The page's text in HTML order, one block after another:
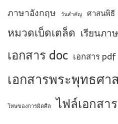
ภาษาอังกฤษ วันสำคัญ ศาสนพิธี
หมวดเบ็ดเตล็ด เรียนภา
เอกสาร doc เอกสาร pdf
เอกสารพระพุทธศา
โทษของการผิดศีล ไฟล์เอกสาร